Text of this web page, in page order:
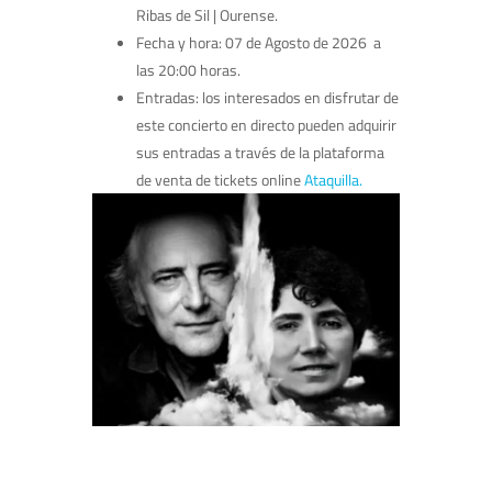
Ribas de Sil | Ourense.
Fecha y hora: 07 de Agosto de 2026 a
las 20:00 horas.
Entradas: los interesados en disfrutar de
este concierto en directo pueden adquirir
sus entradas a través de la plataforma
de venta de tickets onlineAtaquilla.